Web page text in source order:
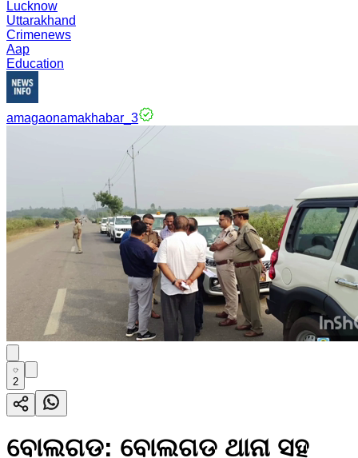
Lucknow
Uttarakhand
Crimenews
Aap
Education
amagaonamakhabar_3
2
ବୋଲଗଡ: ବୋଲଗଡ଼ ଥାନା ସହ